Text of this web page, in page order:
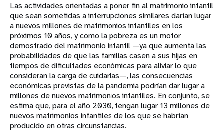
Las actividades orientadas a poner fin al matrimonio infantil
que sean sometidas a interrupciones similares darían lugar
a nuevos millones de matrimonios infantiles en los
próximos 10 años, y como la pobreza es un motor
demostrado del matrimonio infantil —ya que aumenta las
probabilidades de que las familias casen a sus hijas en
tiempos de dificultades económicas para aliviar lo que
consideran la carga de cuidarlas—, las consecuencias
económicas previstas de la pandemia podrían dar lugar a
millones de nuevos matrimonios infantiles. En conjunto, se
estima que, para el año 2030, tengan lugar 13 millones de
nuevos matrimonios infantiles de los que se habrían
producido en otras circunstancias.